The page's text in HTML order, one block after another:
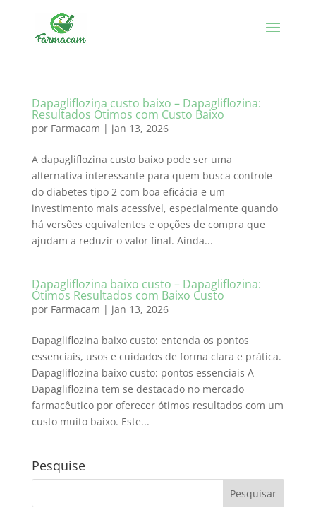
Dapagliflozina custo baixo – Dapagliflozina:
Resultados Ótimos com Custo Baixo
por Farmacam | jan 13, 2026
A dapagliflozina custo baixo pode ser uma
alternativa interessante para quem busca controle
do diabetes tipo 2 com boa eficácia e um
investimento mais acessível, especialmente quando
há versões equivalentes e opções de compra que
ajudam a reduzir o valor final. Ainda...
Dapagliflozina baixo custo – Dapagliflozina:
Ótimos Resultados com Baixo Custo
por Farmacam | jan 13, 2026
Dapagliflozina baixo custo: entenda os pontos
essenciais, usos e cuidados de forma clara e prática.
Dapagliflozina baixo custo: pontos essenciais A
Dapagliflozina tem se destacado no mercado
farmacêutico por oferecer ótimos resultados com um
custo muito baixo. Este...
Pesquise